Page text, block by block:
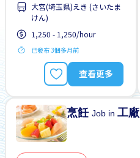
支付交通費
每日支付
無日本語要求
無經驗要求
大宮(埼玉県)えき (さいたま
けん)
1,250 - 1,250/hour
已發布 3個多月前
查看更多
烹飪Job in工廠